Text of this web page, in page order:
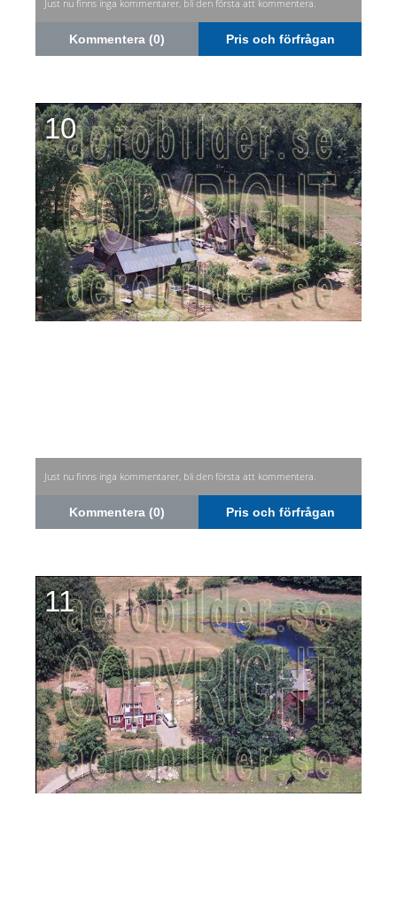
Just nu finns inga kommentarer, bli den första att kommentera.
Kommentera (0) Pris och förfrågan
10
Just nu finns inga kommentarer, bli den första att kommentera.
Kommentera (0) Pris och förfrågan
11